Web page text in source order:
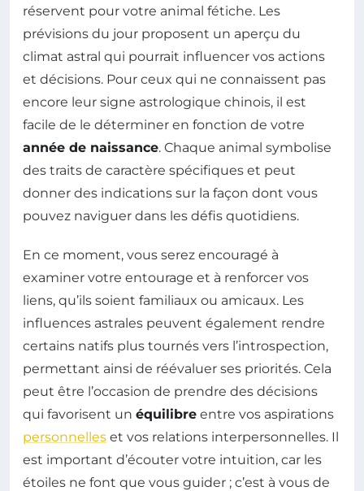
réservent pour votre animal fétiche. Les
prévisions du jour proposent un aperçu du
climat astral qui pourrait influencer vos actions
et décisions. Pour ceux qui ne connaissent pas
encore leur signe astrologique chinois, il est
facile de le déterminer en fonction de votre
année de naissance. Chaque animal symbolise
des traits de caractère spécifiques et peut
donner des indications sur la façon dont vous
pouvez naviguer dans les défis quotidiens.
En ce moment, vous serez encouragé à
examiner votre entourage et à renforcer vos
liens, qu’ils soient familiaux ou amicaux. Les
influences astrales peuvent également rendre
certains natifs plus tournés vers l’introspection,
permettant ainsi de réévaluer ses priorités. Cela
peut être l’occasion de prendre des décisions
qui favorisent un équilibre entre vos aspirations
personnelles et vos relations interpersonnelles. Il
est important d’écouter votre intuition, car les
étoiles ne font que vous guider ; c’est à vous de